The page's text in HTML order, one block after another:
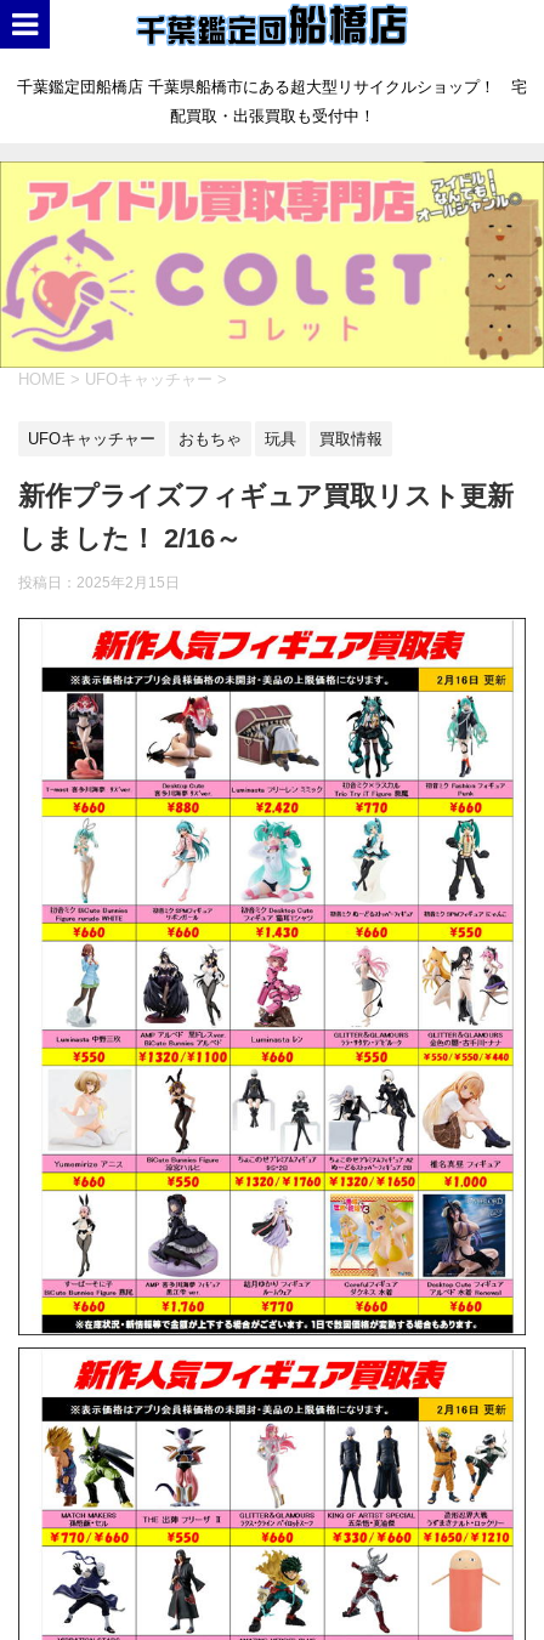
千葉鑑定団船橋店 千葉県船橋市にある超大型リサイクルショップ！ 宅
配買取・出張買取も受付中！
HOME > UFOキャッチャー >
UFOキャッチャー おもちゃ 玩具 買取情報
新作プライズフィギュア買取リスト更新
しました！ 2/16～
投稿日： 2025年2月15日